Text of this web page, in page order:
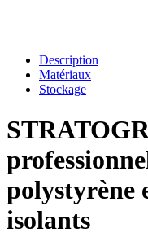
Description
Matériaux
Stockage
polystyrène
isolants